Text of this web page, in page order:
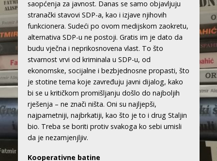
saopćenja za javnost. Danas se samo objavljuju
stranački stavovi SDP-a, kao i izjave njihovih
funkcionera. Sudeći po ovom medijskom zaokretu,
alternativa SDP-u ne postoji. Gratis im je dato da
budu vječna i neprikosnovena vlast. To što
stvarnost vrvi od kriminala u SDP-u, od
ekonomske, socijalne i bezbjednosne propasti, što
je stotine tema koje zavređuju javni dijalog, kako
bi se u kritičkom promišljanju došlo do najboljih
rješenja – ne znači ništa. Oni su najljepši,
najpametniji, najbrkatiji, kao što je to i drug Staljin
bio. Treba se boriti protiv svakoga ko sebi umisli
da je nezamjenjljiv.
Kooperativne batine